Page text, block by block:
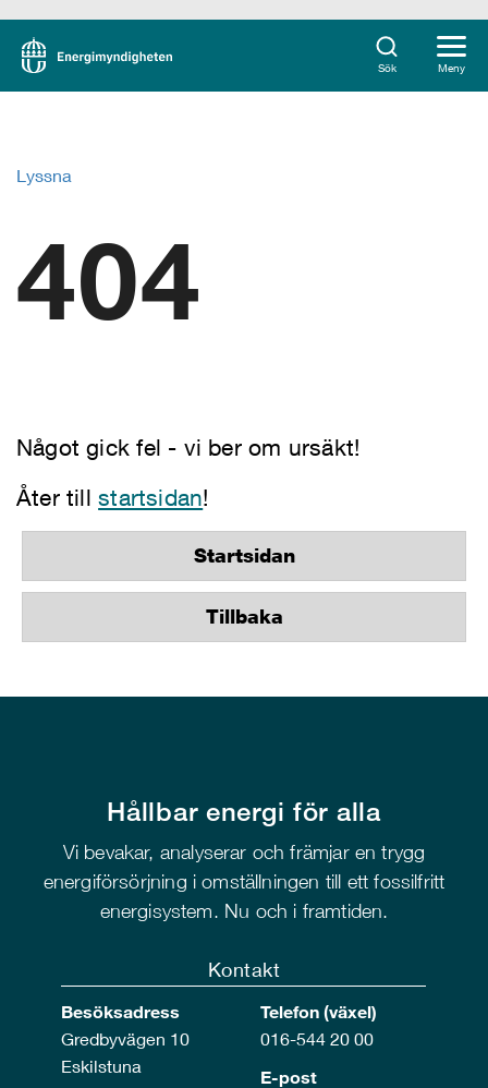
Sök Meny
Lyssna
404
Något gick fel - vi ber om ursäkt!
Åter tillstartsidan!
Startsidan
Tillbaka
Hållbar energi för alla
Vi bevakar, analyserar och främjar en trygg
energiförsörjning i omställningen till ett fossilfritt
energisystem. Nu och i framtiden.
Kontakt
Besöksadress
Gredbyvägen 10
Eskilstuna
Telefon (växel)
016-544 20 00
E-post